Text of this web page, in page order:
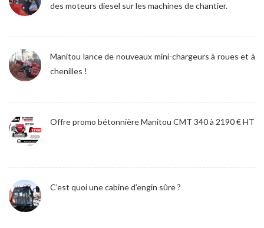
des moteurs diesel sur les machines de chantier.
Manitou lance de nouveaux mini-chargeurs à roues et à
chenilles !
Offre promo bétonnière Manitou CMT 340 à 2190 € HT
C’est quoi une cabine d’engin sûre ?